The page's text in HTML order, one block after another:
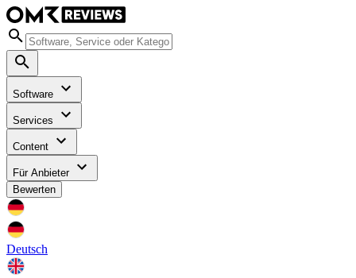
Software
Services
Content
Für Anbieter
Bewerten
Deutsch